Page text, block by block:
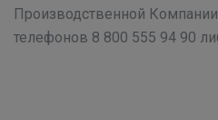
Производственной
телефонов 8 800 555 94 90